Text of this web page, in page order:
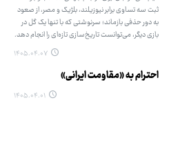
ثبت سه تساوی برابر نیوزیلند، بلژیک و مصر، از صعود
به دور حذفی بازماند؛ سرنوشتی که با تنها یک گل در
بازی دیگر، می‌توانست تاریخ‌سازی تازه‌ای را انجام دهد.
۱۴۰۵.۰۴.۰۷
احترام به «مقاومت ایرانی»
۱۴۰۵.۰۴.۰۱